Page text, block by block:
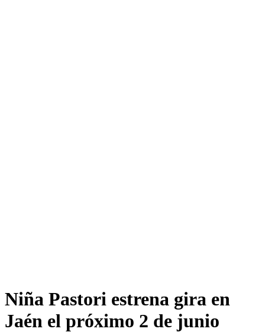
Niña Pastori estrena gira en
Jaén el próximo 2 de junio